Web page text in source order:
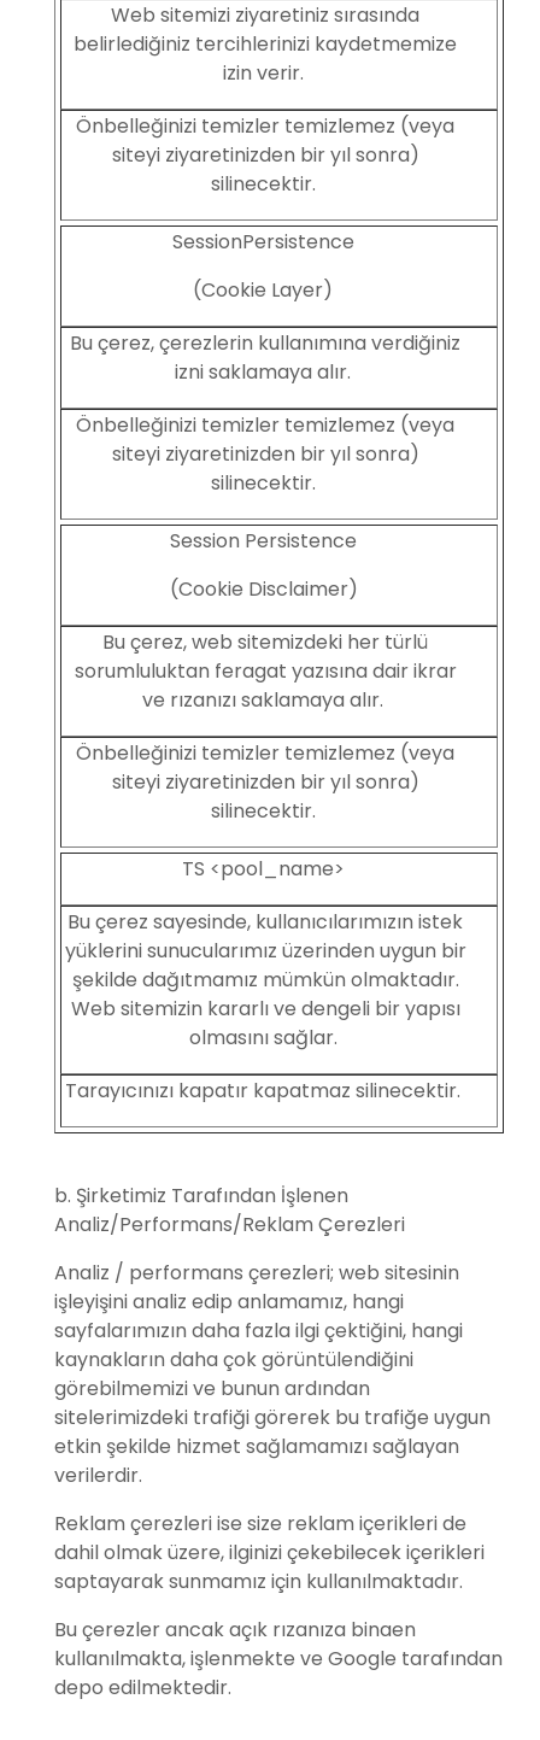
Web sitemizi ziyaretiniz sırasında
belirlediğiniz tercihlerinizi kaydetmemize
izin verir.
Önbelleğinizi temizler temizlemez (veya
siteyi ziyaretinizden bir yıl sonra)
silinecektir.
SessionPersistence
(Cookie Layer)
Bu çerez, çerezlerin kullanımına verdiğiniz
izni saklamaya alır.
Önbelleğinizi temizler temizlemez (veya
siteyi ziyaretinizden bir yıl sonra)
silinecektir.
Session Persistence
(Cookie Disclaimer)
Bu çerez, web sitemizdeki her türlü
sorumluluktan feragat yazısına dair ikrar
ve rızanızı saklamaya alır.
Önbelleğinizi temizler temizlemez (veya
siteyi ziyaretinizden bir yıl sonra)
silinecektir.
TS <pool_name>
Bu çerez sayesinde, kullanıcılarımızın istek
yüklerini sunucularımız üzerinden uygun bir
şekilde dağıtmamız mümkün olmaktadır.
Web sitemizin kararlı ve dengeli bir yapısı
olmasını sağlar.
Tarayıcınızı kapatır kapatmaz silinecektir.
b. Şirketimiz Tarafından İşlenen
Analiz/Performans/Reklam Çerezleri
Analiz / performans çerezleri; web sitesinin
işleyişini analiz edip anlamamız, hangi
sayfalarımızın daha fazla ilgi çektiğini, hangi
kaynakların daha çok görüntülendiğini
görebilmemizi ve bunun ardından
sitelerimizdeki trafiği görerek bu trafiğe uygun
etkin şekilde hizmet sağlamamızı sağlayan
verilerdir.
Reklam çerezleri ise size reklam içerikleri de
dahil olmak üzere, ilginizi çekebilecek içerikleri
saptayarak sunmamız için kullanılmaktadır.
Bu çerezler ancak açık rızanıza binaen
kullanılmakta, işlenmekte ve Google tarafından
depo edilmektedir.